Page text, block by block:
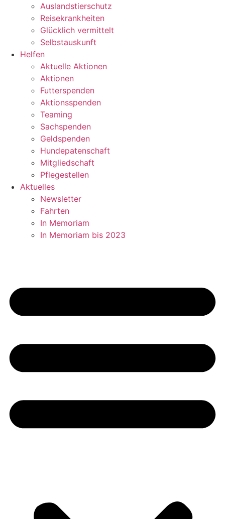
Auslandstierschutz
Reisekrankheiten
Glücklich vermittelt
Selbstauskunft
Helfen
Aktuelle Aktionen
Aktionen
Futterspenden
Aktionsspenden
Teaming
Sachspenden
Geldspenden
Hundepatenschaft
Mitgliedschaft
Pflegestellen
Aktuelles
Newsletter
Fahrten
In Memoriam
In Memoriam bis 2023